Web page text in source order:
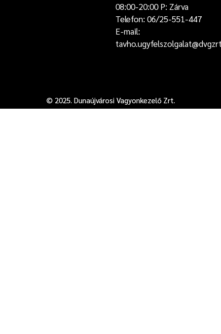
08:00-20:00 P: Zárva
Telefon: 06/25-551-447
E-mail:
© 2025. Dunaújvárosi Vagyonkezelő Zrt.